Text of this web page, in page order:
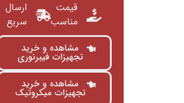
قیمت
مناسب
ارسال
سریع
مشاهده و خرید
تجهیزات فیبرنوری
مشاهده و خرید
تجهیزات میکروتیک